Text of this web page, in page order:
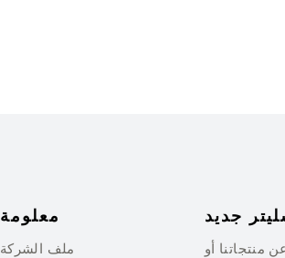
معلومة
ملف الشركة
جديد
منتجاتنا أو